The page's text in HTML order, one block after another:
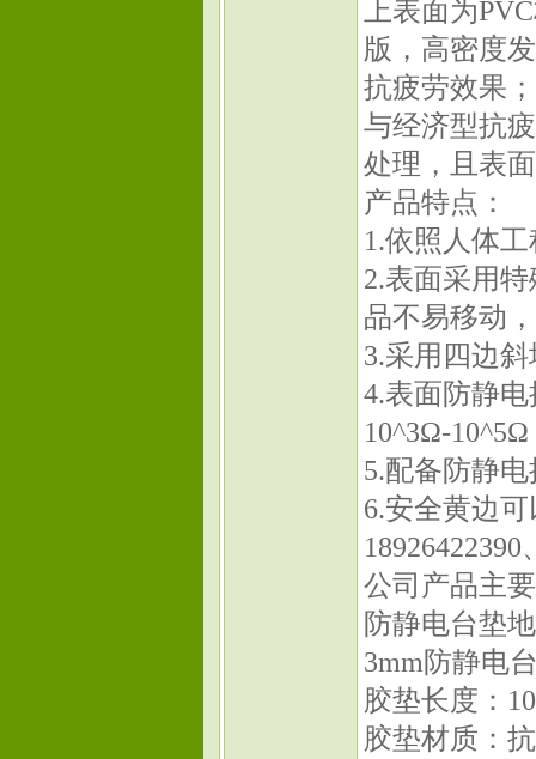
上表面为
版，高密度
抗疲劳效果；
与经济型抗
处理，且表
产品特点：
1.依照人体
2.表面采用
品不易移动
3.采用四边
4.表面防静
10^3Ω-10^5Ω
5.配备防静
6.安全黄边
18926422390
公司产品主
防静电台垫
3mm防静电
胶垫长度：
胶垫材质：